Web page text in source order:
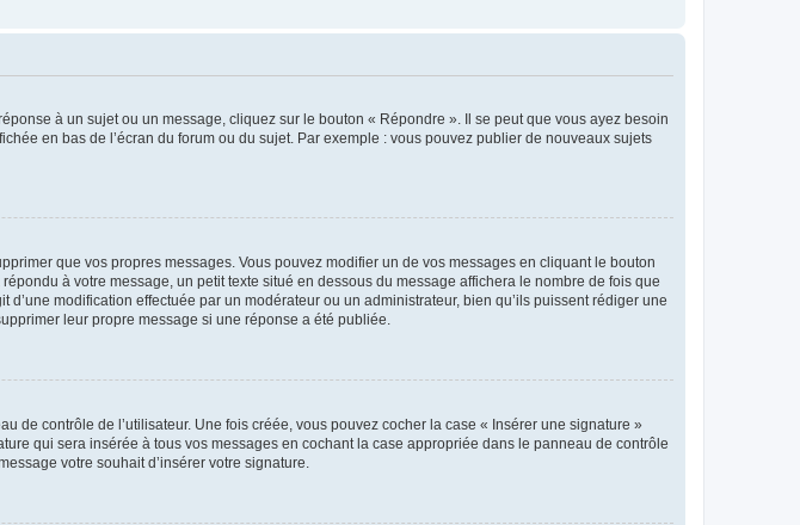
à un sujet ou un message, cliquez sur le bouton « Répondre ». Il se peut que vous ayez besoin
en bas de l’écran du forum ou du sujet. Par exemple : vous pouvez publier de nouveaux sujets
que vos propres messages. Vous pouvez modifier un de vos messages en cliquant le bouton
à votre message, un petit texte situé en dessous du message affichera le nombre de fois que
d’une modification effectuée par un modérateur ou un administrateur, bien qu’ils puissent rédiger une
leur propre message si une réponse a été publiée.
de contrôle de l’utilisateur. Une fois créée, vous pouvez cocher la case « Insérer une signature »
qui sera insérée à tous vos messages en cochant la case appropriée dans le panneau de contrôle
votre souhait d’insérer votre signature.